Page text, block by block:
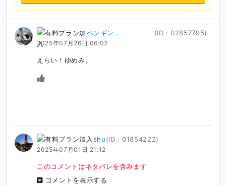
ペンギン
（HirokiMorita）
(ID：02857795)
2025年07月26日 06:02
えらい！ゆめみ。
shu(ID：01854222)
2025年07月01日 21:12
このコメントはネタバレを含みます
コメントを表示する